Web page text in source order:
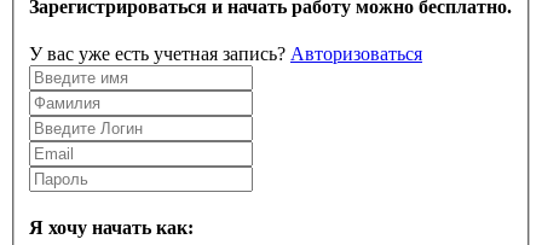
Зарегистрироваться и начать работу можно бесплатно.
У вас уже есть учетная запись? Авторизоваться
Я хочу начать как: